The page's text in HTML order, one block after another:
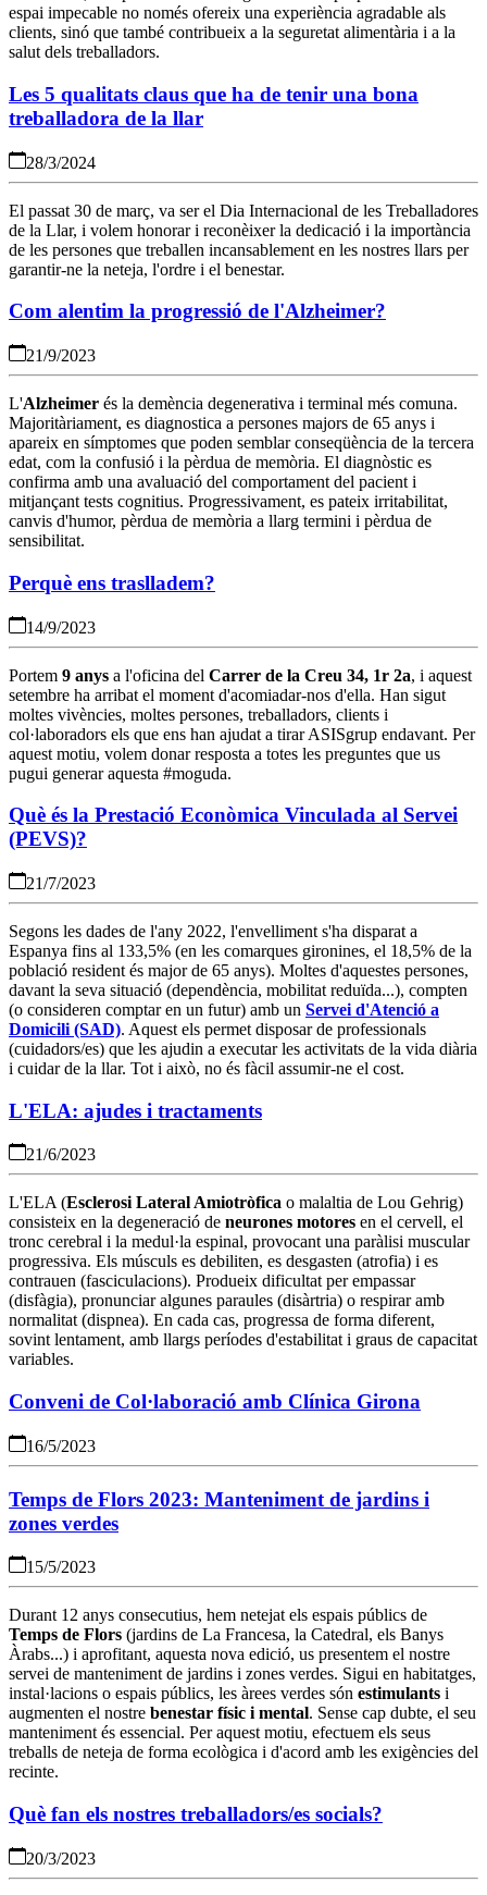
espai impecable no només ofereix una experiència agradable als
clients, sinó que també contribueix a la seguretat alimentària i a la
salut dels treballadors.
Les 5 qualitats claus que ha de tenir una bona
treballadora de la llar
28/3/2024
El passat 30 de març, va ser el Dia Internacional de les Treballadores
de la Llar, i volem honorar i reconèixer la dedicació i la importància
de les persones que treballen incansablement en les nostres llars per
garantir-ne la neteja, l'ordre i el benestar.
Com alentim la progressió de l'Alzheimer?
21/9/2023
L'Alzheimer és la demència degenerativa i terminal més comuna.
Majoritàriament, es diagnostica a persones majors de 65 anys i
apareix en símptomes que poden semblar conseqüència de la tercera
edat, com la confusió i la pèrdua de memòria. El diagnòstic es
confirma amb una avaluació del comportament del pacient i
mitjançant tests cognitius. Progressivament, es pateix irritabilitat,
canvis d'humor, pèrdua de memòria a llarg termini i pèrdua de
sensibilitat.
Perquè ens traslladem?
14/9/2023
Portem 9 anys a l'oficina del Carrer de la Creu 34, 1r 2a, i aquest
setembre ha arribat el moment d'acomiadar-nos d'ella. Han sigut
moltes vivències, moltes persones, treballadors, clients i
col·laboradors els que ens han ajudat a tirar ASISgrup endavant. Per
aquest motiu, volem donar resposta a totes les preguntes que us
pugui generar aquesta #moguda.
Què és la Prestació Econòmica Vinculada al Servei
(PEVS)?
21/7/2023
Segons les dades de l'any 2022, l'envelliment s'ha disparat a
Espanya fins al 133,5% (en les comarques gironines, el 18,5% de la
població resident és major de 65 anys). Moltes d'aquestes persones,
davant la seva situació (dependència, mobilitat reduïda...), compten
(o consideren comptar en un futur) amb un Servei d'Atenció a
Domicili (SAD). Aquest els permet disposar de professionals
(cuidadors/es) que les ajudin a executar les activitats de la vida diària
i cuidar de la llar. Tot i això, no és fàcil assumir-ne el cost.
L'ELA: ajudes i tractaments
21/6/2023
L'ELA (Esclerosi Lateral Amiotròfica o malaltia de Lou Gehrig)
consisteix en la degeneració de neurones motores en el cervell, el
tronc cerebral i la medul·la espinal, provocant una paràlisi muscular
progressiva. Els músculs es debiliten, es desgasten (atrofia) i es
contrauen (fasciculacions). Produeix dificultat per empassar
(disfàgia), pronunciar algunes paraules (disàrtria) o respirar amb
normalitat (dispnea). En cada cas, progressa de forma diferent,
sovint lentament, amb llargs períodes d'estabilitat i graus de capacitat
variables.
Conveni de Col·laboració amb Clínica Girona
16/5/2023
Temps de Flors 2023: Manteniment de jardins i
zones verdes
15/5/2023
Durant 12 anys consecutius, hem netejat els espais públics de
Temps de Flors (jardins de La Francesa, la Catedral, els Banys
Àrabs...) i aprofitant, aquesta nova edició, us presentem el nostre
servei de manteniment de jardins i zones verdes. Sigui en habitatges,
instal·lacions o espais públics, les àrees verdes són estimulants i
augmenten el nostre benestar físic i mental. Sense cap dubte, el seu
manteniment és essencial. Per aquest motiu, efectuem els seus
treballs de neteja de forma ecològica i d'acord amb les exigències del
recinte.
Què fan els nostres treballadors/es socials?
20/3/2023